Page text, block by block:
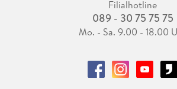
Filialhotline
089 - 30 75 75 75
Mo. - Sa. 9.00 - 18.00